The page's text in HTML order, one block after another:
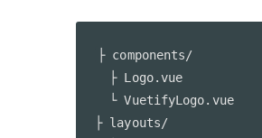
├ components/
  ├ Logo.vue
  └ VuetifyLogo.vue
├ layouts/